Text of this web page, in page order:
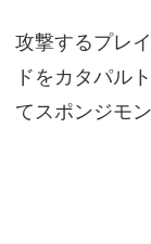
攻撃するプレ
ドをカタパル
てスポンジモ